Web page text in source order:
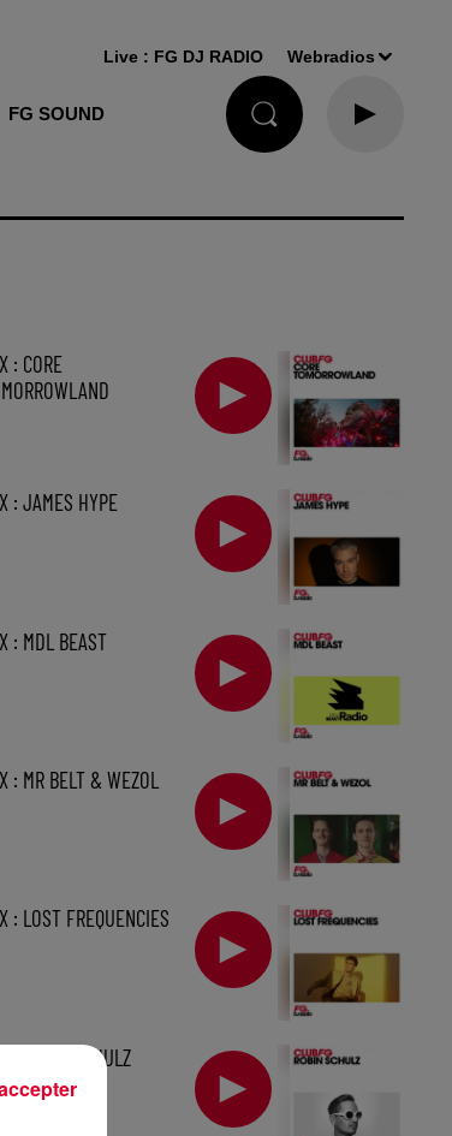
FG SOUND
Live : FG DJ RADIO Webradios
: CORE
: JAMES HYPE
: MDL BEAST
: MR BELT & WEZOL
: LOST FREQUENCIES
: ROBIN SCHULZ